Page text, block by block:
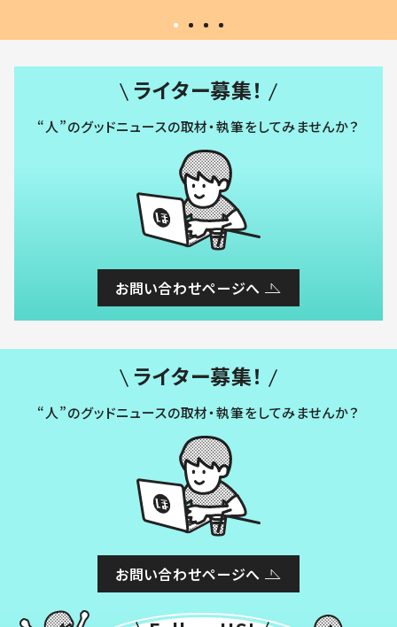
ライター募集！
“人”のグッドニュースの取材・執筆をしてみませんか？
お問い合わせページへ
ライター募集！
“人”のグッドニュースの取材・執筆をしてみませんか？
お問い合わせページへ